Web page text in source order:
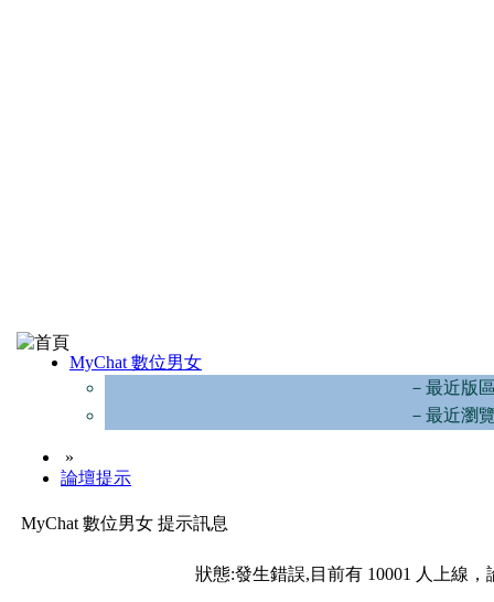
MyChat 數位男女
－最近版
－最近瀏
»
論壇提示
MyChat 數位男女 提示訊息
狀態:發生錯誤,目前有 10001 人上線